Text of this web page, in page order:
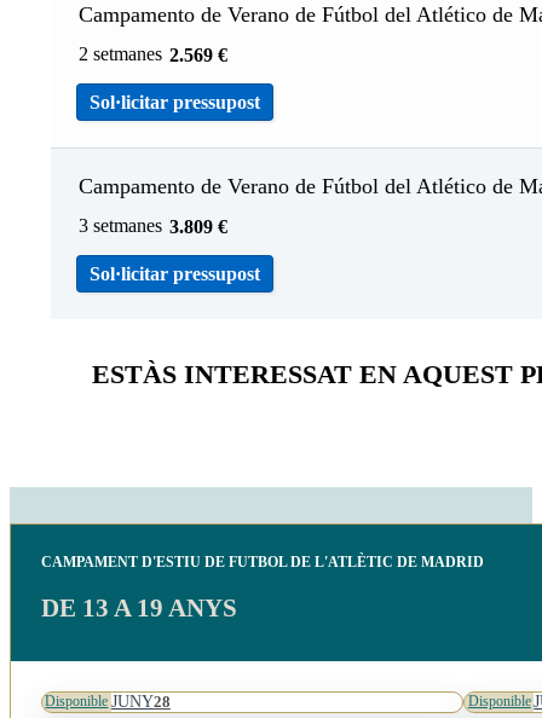
Campamento de Verano de Fútbol del Atlético de
2 setmanes 2.569 €
Sol·licitar pressupost
Campamento de Verano de Fútbol del Atlético de
3 setmanes 3.809 €
Sol·licitar pressupost
ESTÀS INTERESSAT EN AQUEST
CAMPAMENT D'ESTIU DE FUTBOL DE L'ATLÈTIC DE MADRID
DE 13 A 19 ANYS
Disponible JUNY28 Disponible